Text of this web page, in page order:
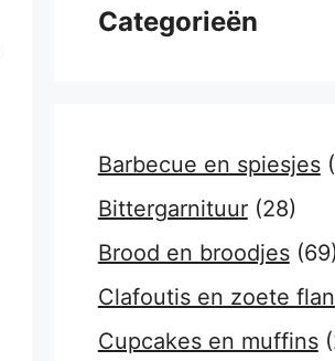
Categorieën
Barbecue en spiesjes
Bittergarnituur(28)
Brood en broodjes(69)
Clafoutis en zoete
Cupcakes en muffins